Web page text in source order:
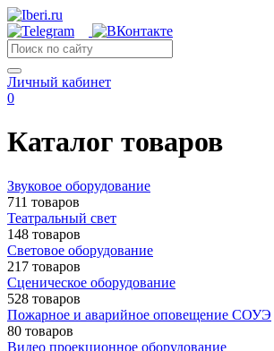
Личный кабинет
0
Каталог товаров
Звуковое оборудование
711 товаров
Театральный свет
148 товаров
Световое оборудование
217 товаров
Сценическое оборудование
528 товаров
Пожарное и аварийное оповещение СОУЭ
80 товаров
Видео проекционное оборудование